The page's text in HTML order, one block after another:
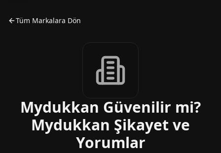
Tüm Markalara Dön
Mydukkan Güvenilir mi?
Mydukkan Şikayet ve
Yorumlar